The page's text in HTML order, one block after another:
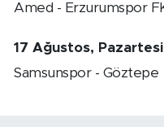
Amed - Erzurumspor
17 Ağustos, Pazartesi
Samsunspor - Göztepe